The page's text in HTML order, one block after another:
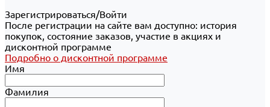
Зарегистрироваться/Войти
После регистрации на сайте вам доступно: история
покупок, состояние заказов, участие в акциях и
дисконтной программе
Подробно о дисконтной программе
Имя
Фамилия